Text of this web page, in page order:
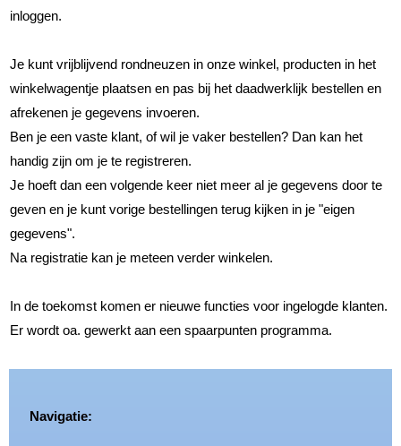
inloggen.
Je kunt vrijblijvend rondneuzen in onze winkel, producten in het
winkelwagentje plaatsen en pas bij het daadwerklijk bestellen en
afrekenen je gegevens invoeren.
Ben je een vaste klant, of wil je vaker bestellen? Dan kan het
handig zijn om je te registreren.
Je hoeft dan een volgende keer niet meer al je gegevens door te
geven en je kunt vorige bestellingen terug kijken in je "eigen
gegevens".
Na registratie kan je meteen verder winkelen.
In de toekomst komen er nieuwe functies voor ingelogde klanten.
Er wordt oa. gewerkt aan een spaarpunten programma.
Navigatie: